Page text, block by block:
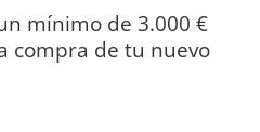
mínimo de 3.000 €
compra de tu nuevo